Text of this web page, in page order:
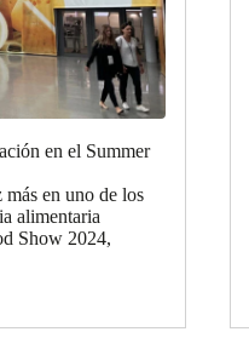
en el Summer
en uno de los
alimentaria
Show 2024,